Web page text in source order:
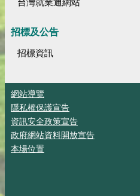
台灣就業通網站
招標及公告
招標資訊
網站導覽
隱私權保護宣告
資訊安全政策宣告
政府網站資料開放宣告
本場位置